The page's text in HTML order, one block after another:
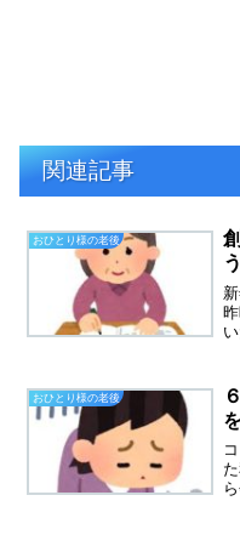
関連記事
おひとり様の老後
おひとり様の老後